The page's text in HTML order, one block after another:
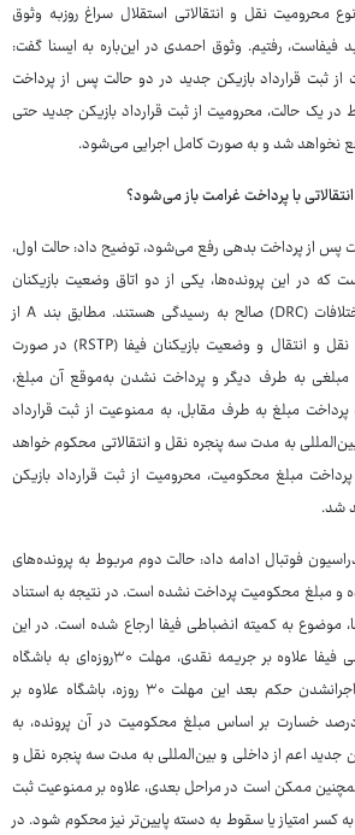
محرومیت نقل و انتقالاتی استقلال سراغ روزبه وثوق
فیفاست، رفتیم. وثوق احمدی در این‌باره به ایسنا گفت:
از ثبت قرارداد بازیکن جدید در دو حالت پس از پرداخت
یک حالت، محرومیت از ثبت قرارداد بازیکن جدید حتی
نخواهد شد و به صورت کامل اجرایی می‌شود.
با پرداخت غرامت باز می‌شود؟
پس از پرداخت بدهی رفع می‌شود، توضیح داد: حالت اول،
که در این پرونده‌ها، یکی از دو اتاق وضعیت بازیکنان
(PSC) یا اتاق حل و فصل اختلافات (DRC) صالح به رسیدگی هستند. مطابق بند A از
پاراگراف دو ماده ۲۴ مقررات نقل و انتقال و وضعیت بازیکنان فیفا (RSTP) در صورت
به طرف دیگر و پرداخت‌ نشدن به‌موقع آن مبلغ،
مبلغ به طرف مقابل، به ممنوعیت از ثبت قرارداد
به مدت سه پنجره نقل و انتقالاتی محکوم خواهد
مبلغ محکومیت، محرومیت از ثبت قرارداد بازیکن
شد.
فوتبال ادامه داد: حالت دوم مربوط به پرونده‌های
مبلغ محکومیت پرداخت نشده است. در نتیجه به استناد
فیفا، موضوع به کمیته انضباطی فیفا ارجاع شده است. در این
صورت در ابتدا کمیته انضباطی فیفا علاوه بر جریمه نقدی، مهلت ۳۰روزه‌ای به باشگاه
مربوطه می‌دهد. در صورت اجرانشدن حکم بعد این مهلت ۳۰ روزه، باشگاه علاوه بر
به پرداخت تا ۱۸ درصد خسارت بر اساس مبلغ محکومیت در آن پرونده، به
جدید اعم از داخلی و بین‌المللی به مدت سه پنجره نقل و
ممکن است در مراحل بعدی، علاوه بر ممنوعیت ثبت
کسر امتیاز یا سقوط به دسته پایین‌تر نیز محکوم شود. در